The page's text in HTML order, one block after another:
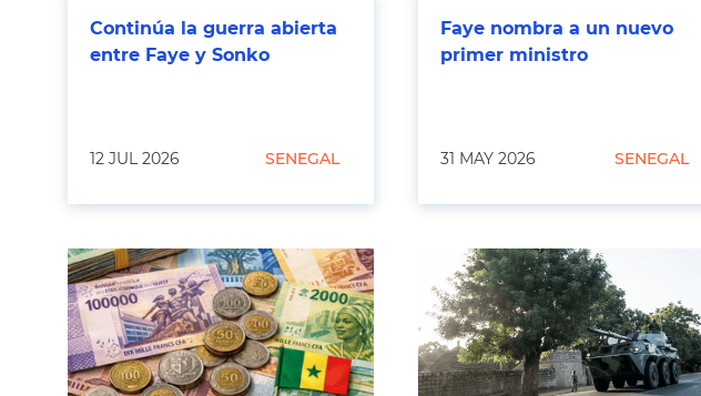
Continúa la guerra abierta
entre Faye y Sonko
12 JUL 2026 SENEGAL
Faye nombra a un nuevo
primer ministro
31 MAY 2026 SENEGAL